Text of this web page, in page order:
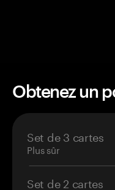
Obtenez un
Set de 3 cartes
Plus sûr
Set de 2 cartes